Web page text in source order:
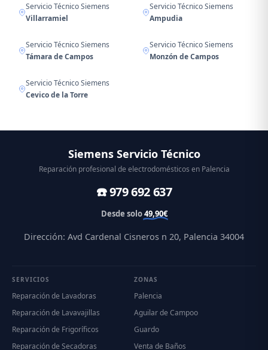
Servicio Técnico Siemens
Villarramiel
Servicio Técnico Siemens
Ampudia
Servicio Técnico Siemens
Támara de Campos
Servicio Técnico Siemens
Monzón de Campos
Servicio Técnico Siemens
Cevico de la Torre
Siemens Servicio Técnico
Reparación profesional de electrodomésticos en Palencia
☎️ 979 692 637
Desde solo49,90€
Dirección: Avd Cardenal Cisneros n 20, Palencia 34004
SERVICIOS
Reparación de Lavadoras
Reparación de Lavavajillas
Reparación de Frigoríficos
Reparación de Secadoras
ZONAS
Palencia
Aguilar de Campoo
Guardo
Venta de Baños